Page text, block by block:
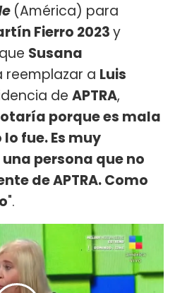
(América) para
Fierro 2023y
Susana
reemplazar a Luis
de APTRA,
porque es mala
fue. Es muy
persona que no
de APTRA. Como
".